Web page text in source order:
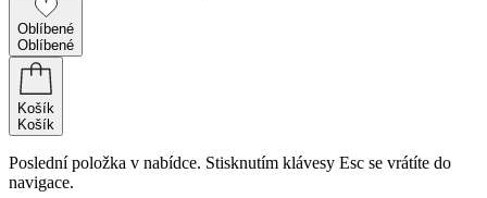
Oblíbené
Oblíbené
Košík
Košík
Poslední položka v nabídce. Stisknutím klávesy Esc se vrátíte do
navigace.